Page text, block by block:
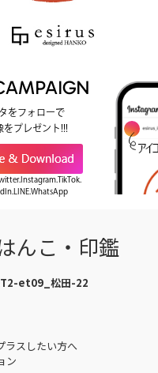
をフォローで
をプレゼント!!!
んこ・印鑑
et09_松田-22
ラスしたい方へ
ン